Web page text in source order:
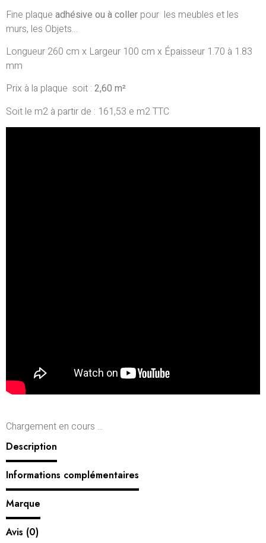
Fine plaque adhésive ou à coller pour les meubles et les
murs, les Objets…
Longueur 260 cm x Largeur 100 cm x Épaisseur 1.70 à 1.83
mm
Prix à la plaque soit : 2,60 m²
Soit le m2 à partir de : 161,53 e m2 TTC
Chargement en cours ...
Description
Informations complémentaires
Marque
Avis (0)